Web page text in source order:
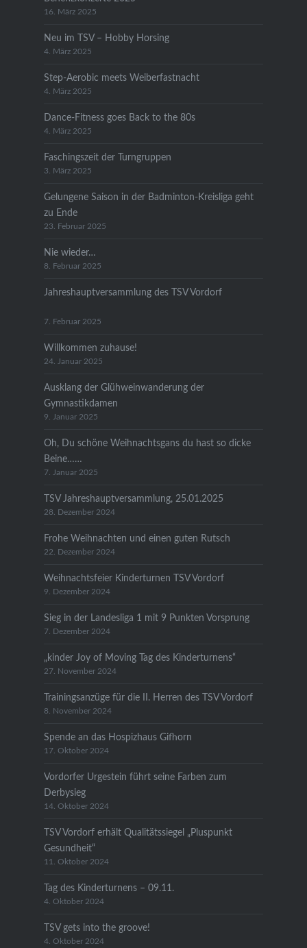
16. März 2025
Neu im TSV – Hobby Horsing
4. März 2025
Step-Aerobic meets Weiberfastnacht
4. März 2025
Dance-Fitness goes Back to the 80s
4. März 2025
Faschingszeit der Turngruppen
3. März 2025
Gelungene Saison in der Badminton-Kreisliga geht
zu Ende
23. Februar 2025
Nie wieder…
8. Februar 2025
Jahreshauptversammlung des TSV Vordorf
7. Februar 2025
Willkommen zuhause!
24. Januar 2025
Ausklang der Glühweinwanderung der
Gymnastikdamen
9. Januar 2025
Oh, Du schöne Weihnachtsgans du hast so dicke
Beine……
7. Januar 2025
TSV Jahreshauptversammlung, 25.01.2025
28. Dezember 2024
Frohe Weihnachten und einen guten Rutsch
22. Dezember 2024
Weihnachtsfeier Kinderturnen TSV Vordorf
9. Dezember 2024
Sieg in der Landesliga 1 mit 9 Punkten Vorsprung
7. Dezember 2024
„kinder Joy of Moving Tag des Kinderturnens“
27. November 2024
Trainingsanzüge für die II. Herren des TSV Vordorf
8. November 2024
Spende an das Hospizhaus Gifhorn
17. Oktober 2024
Vordorfer Urgestein führt seine Farben zum
Derbysieg
14. Oktober 2024
TSV Vordorf erhält Qualitätssiegel „Pluspunkt
Gesundheit“
11. Oktober 2024
Tag des Kinderturnens – 09.11.
4. Oktober 2024
TSV gets into the groove!
4. Oktober 2024